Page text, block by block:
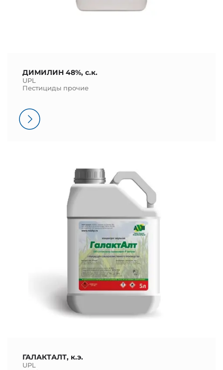
ДИМИЛИН 48%, с.к.
UPL
Пестициды прочие
ГАЛАКТАЛТ, к.э.
UPL